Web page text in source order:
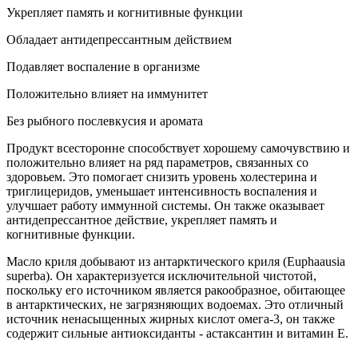
Укрепляет память и когнитивные функции
Обладает антидепрессантным действием
Подавляет воспаление в организме
Положительно влияет на иммунитет
Без рыбного послевкусия и аромата
Продукт всесторонне способствует хорошему самочувствию и
положительно влияет на ряд параметров, связанных со
здоровьем. Это помогает снизить уровень холестерина и
триглицеридов, уменьшает интенсивность воспаления и
улучшает работу иммунной системы. Он также оказывает
антидепрессантное действие, укрепляет память и
когнитивные функции.
Масло криля добывают из антарктического криля (Euphaausia
superba). Он характеризуется исключительной чистотой,
поскольку его источником является ракообразное, обитающее
в антарктических, не загрязняющих водоемах. Это отличный
источник ненасыщенных жирных кислот омега-3, он также
содержит сильные антиоксиданты - астаксантин и витамин Е.